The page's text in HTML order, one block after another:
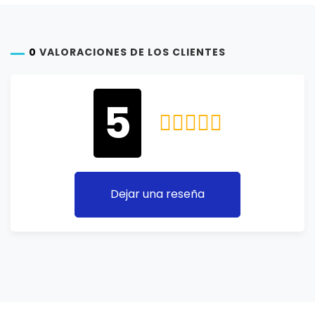
0 VALORACIONES DE LOS CLIENTES
5
Dejar una reseña